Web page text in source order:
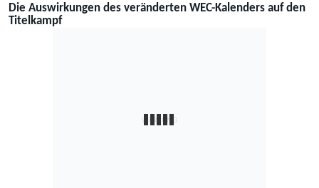
Die Auswirkungen des veränderten WEC-Kalenders auf den
Titelkampf